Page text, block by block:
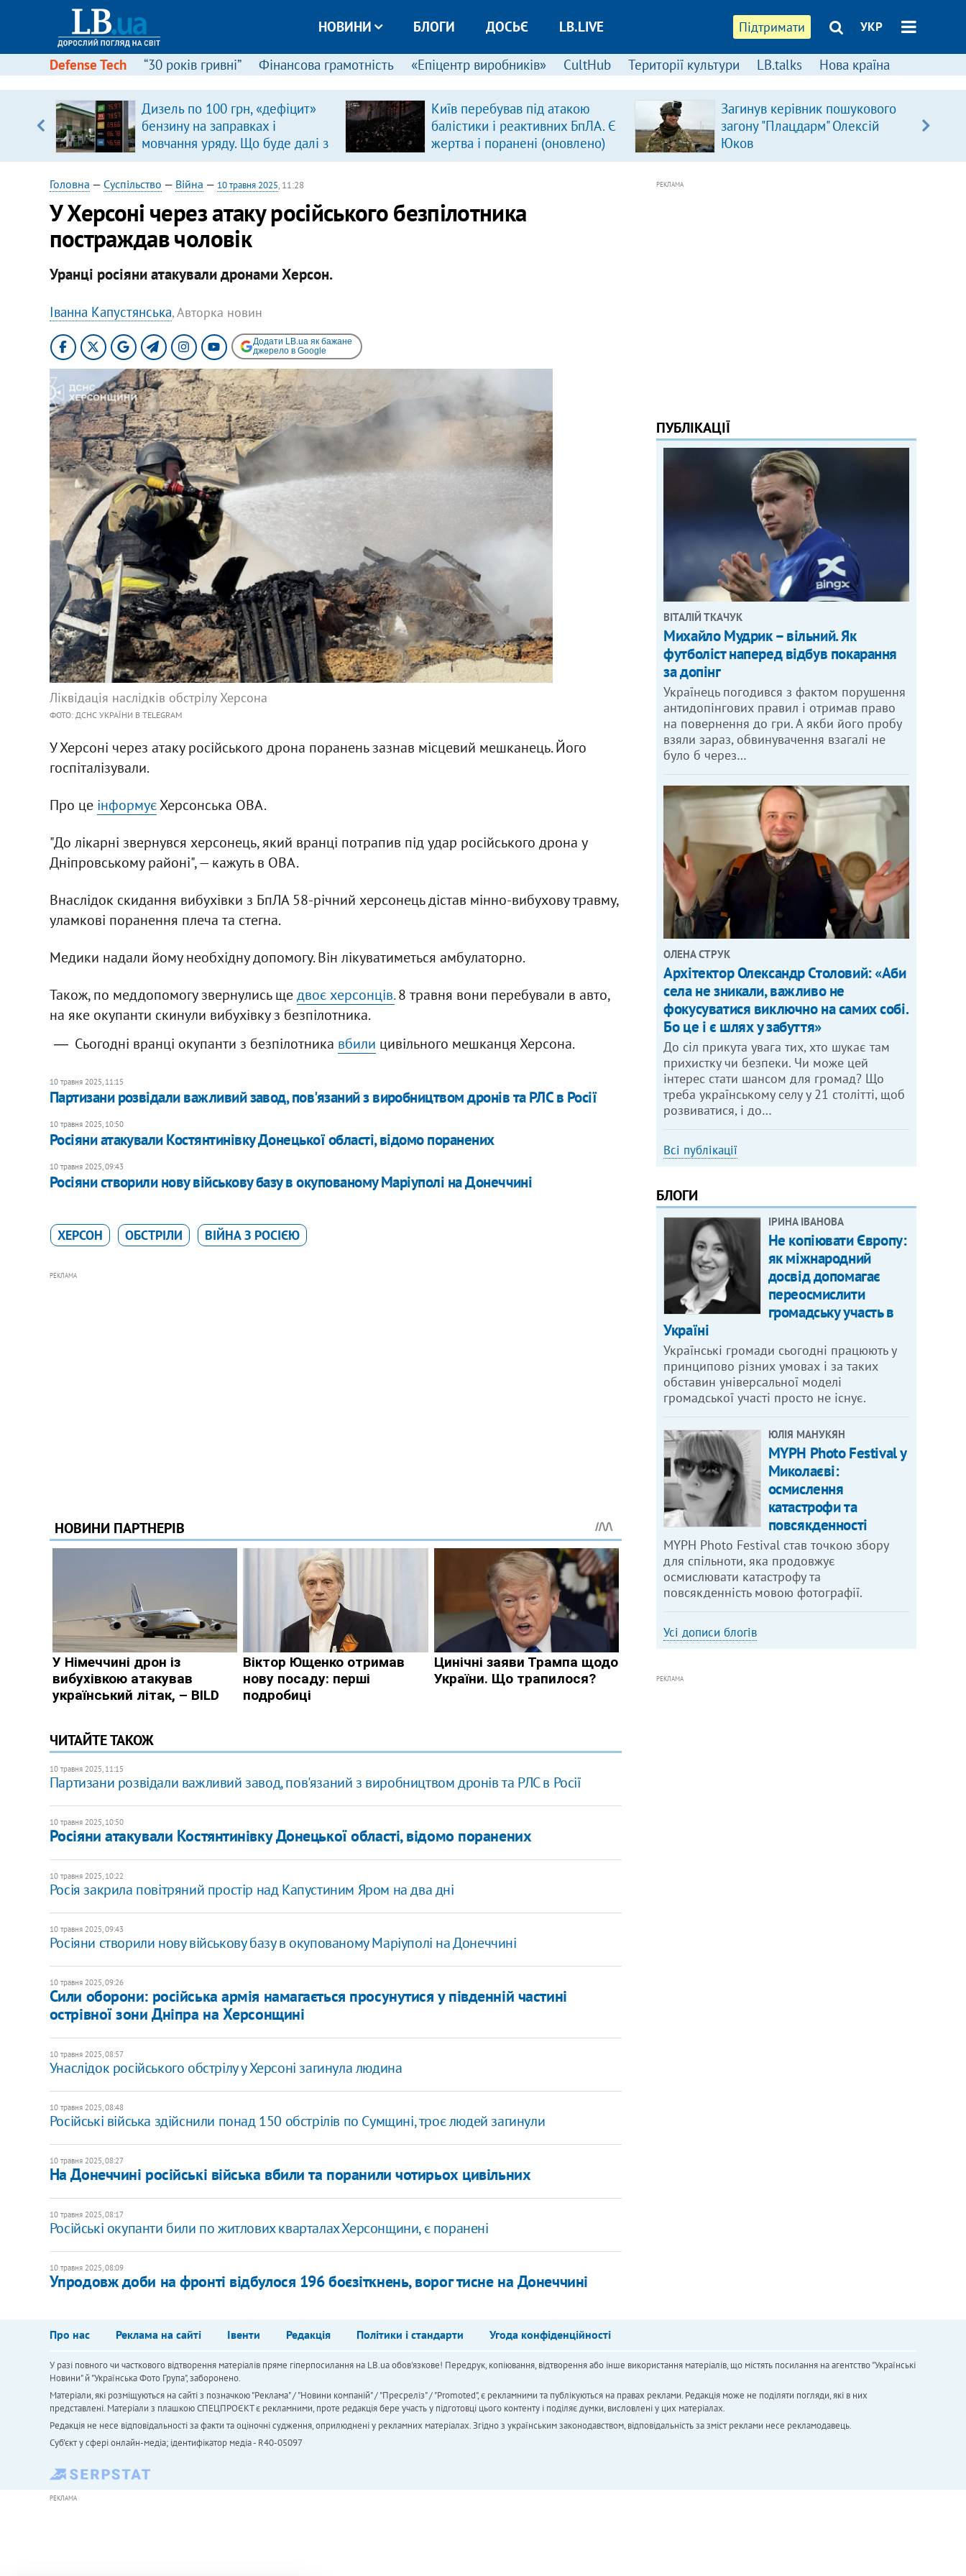
Підтримати УКР
НОВИНИ БЛОГИ ДОСЬЄ LB.LIVE
Defense Tech “30 років гривні” Фінансова грамотність «Епіцентр виробників» CultHub Території культури LB.talks Нова країна
Дизель по 100 грн, «дефіцит»
бензину на заправках і
мовчання уряду. Що буде далі з
цінами на пальне?
Київ перебував під атакою
балістики і реактивних БпЛА. Є
жертва і поранені (оновлено)
Загинув керівник пошукового
загону "Плацдарм" Олексій
Юков
Головна — Суспільство — Війна — 10 травня 2025, 11:28
У Херсоні через атаку російського безпілотника
постраждав чоловік
Уранці росіяни атакували дронами Херсон.
Іванна Капустянська, Авторка новин
Додати LB.ua як бажане
джерело в Google
Ліквідація наслідків обстрілу Херсона
ФОТО: ДСНС УКРАЇНИ В TELEGRAM
У Херсоні через атаку російського дрона поранень зазнав місцевий мешканець. Його
госпіталізували.
Про це інформуєХерсонська ОВА.
"До лікарні звернувся херсонець, який вранці потрапив під удар російського дрона у
Дніпровському районі", — кажуть в ОВА.
Внаслідок скидання вибухівки з БпЛА 58-річний херсонець дістав мінно-вибухову травму,
уламкові поранення плеча та стегна.
Медики надали йому необхідну допомогу. Він лікуватиметься амбулаторно.
Також, по меддопомогу звернулись щедвоє херсонців.8 травня вони перебували в авто,
на яке окупанти скинули вибухівку з безпілотника.
Сьогодні вранці окупанти з безпілотника вбили цивільного мешканця Херсона.
10 травня 2025, 11:15
Партизани розвідали важливий завод, пов'язаний з виробництвом дронів та РЛС в Росії
10 травня 2025, 10:50
Росіяни атакували Костянтинівку Донецької області, відомо поранених
10 травня 2025, 09:43
Росіяни створили нову військову базу в окупованому Маріуполі на Донеччині
ХЕРСОН ОБСТРІЛИ ВІЙНА З РОСІЄЮ
РЕКЛАМА
ЧИТАЙТЕ ТАКОЖ
10 травня 2025, 11:15
Партизани розвідали важливий завод, пов'язаний з виробництвом дронів та РЛС в Росії
10 травня 2025, 10:50
Росіяни атакували Костянтинівку Донецької області, відомо поранених
10 травня 2025, 10:22
Росія закрила повітряний простір над Капустиним Яром на два дні
10 травня 2025, 09:43
Росіяни створили нову військову базу в окупованому Маріуполі на Донеччині
10 травня 2025, 09:26
Сили оборони: російська армія намагається просунутися у південній частині
острівної зони Дніпра на Херсонщині
10 травня 2025, 08:57
Унаслідок російського обстрілу у Херсоні загинула людина
10 травня 2025, 08:48
Російські війська здійснили понад 150 обстрілів по Сумщині, троє людей загинули
10 травня 2025, 08:27
На Донеччині російські війська вбили та поранили чотирьох цивільних
10 травня 2025, 08:17
Російські окупанти били по житлових кварталах Херсонщини, є поранені
10 травня 2025, 08:09
Упродовж доби на фронті відбулося 196 боєзіткнень, ворог тисне на Донеччині
РЕКЛАМА
ПУБЛІКАЦІЇ
ВІТАЛІЙ ТКАЧУК
Михайло Мудрик – вільний. Як
футболіст наперед відбув покарання
за допінг
Українець погодився з фактом порушення
антидопінгових правил і отримав право
на повернення до гри. А якби його пробу
взяли зараз, обвинувачення взагалі не
було б через…
ОЛЕНА СТРУК
Архітектор Олександр Столовий: «Аби
села не зникали, важливо не
фокусуватися виключно на самих собі.
Бо це і є шлях у забуття»
До сіл прикута увага тих, хто шукає там
прихистку чи безпеки. Чи може цей
інтерес стати шансом для громад? Що
треба українському селу у 21 столітті, щоб
розвиватися, і до…
Всі публікації
БЛОГИ
ІРИНА ІВАНОВА
Не копіювати Європу:
як міжнародний
досвід допомагає
переосмислити
громадську участь в
Україні
Українські громади сьогодні працюють у
принципово різних умовах і за таких
обставин універсальної моделі
громадської участі просто не існує.
ЮЛІЯ МАНУКЯН
MYPH Photo Festival у
Миколаєві:
осмислення
катастрофи та
повсякденності
MYPH Photo Festival став точкою збору
для спільноти, яка продовжує
осмислювати катастрофу та
повсякденність мовою фотографії.
Усі дописи блогів
РЕКЛАМА
Про нас Реклама на сайті Івенти Редакція Політики і стандарти Угода конфіденційності
У разі повного чи часткового відтворення матеріалів пряме гіперпосилання на LB.ua обов'язкове! Передрук, копіювання, відтворення або інше використання матеріалів, що містять посилання на агентство "Українськi
Новини" й "Українська Фото Група", заборонено.
Матеріали, які розміщуються на сайті з позначкою "Реклама" / "Новини компаній" / "Пресреліз" / "Promoted", є рекламними та публікуються на правах реклами. Редакція може не поділяти погляди, які в них
представлені. Матеріали з плашкою СПЕЦПРОЄКТ є рекламними, проте редакція бере участь у підготовці цього контенту і поділяє думки, висловлені у цих матеріалах.
Редакція не несе відповідальності за факти та оціночні судження, оприлюднені у рекламних матеріалах. Згідно з українським законодавством, відповідальність за зміст реклами несе рекламодавець.
Cуб'єкт у сфері онлайн-медіа; ідентифікатор медіа - R40-05097
РЕКЛАМА